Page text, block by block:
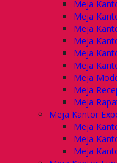
Meja
Meja
Meja
Meja
Meja
Meja
Meja
Meja
Meja
Meja Kantor
Meja
Meja
Meja